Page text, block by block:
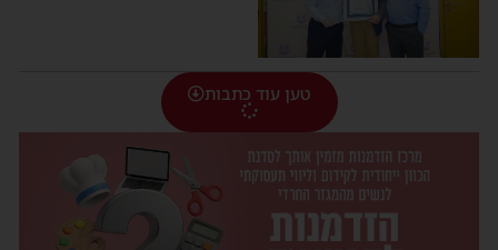
טען עוד כתבות